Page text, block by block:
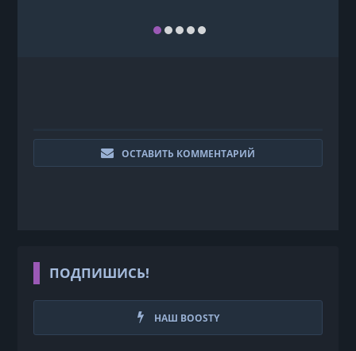
ОСТАВИТЬ КОММЕНТАРИЙ
ПОДПИШИСЬ!
НАШ BOOSTY